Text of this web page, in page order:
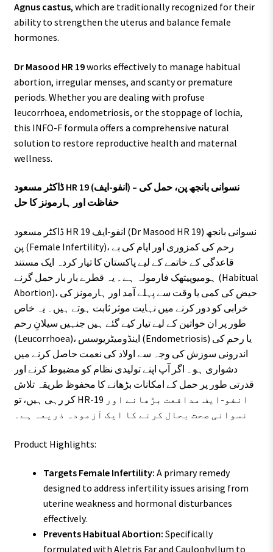
Agnus castus, which are traditionally recognized for their
ability to strengthen the uterus and balance female
hormones.
Dr Masood HR 19works effectively to manage habitual
abortion, irregular menses, and scanty or premature
periods. Whether you are dealing with profuse
leucorrhoea, endometriosis, or the stoppage of lochia,
this INFO-F formula offers a comprehensive natural
solution to restore reproductive health and maternal
wellness.
ڈاکٹر مسعود HR 19 (انفو-ایف) – نسوانی بانجھ پن، حمل کی
حفاظت اور ہارمونز کا حل
ڈاکٹر مسعود HR 19 انفو-ایف (Dr Masood HR 19) نسوانی بانجھ
پن (Female Infertility)، رحم کی کمزوری اور ایام کی بے
قاعدگی کے خاتمے کے لیے پاکستان کا تیار کردہ ایک مستند
ہومیوپیتھک فارمولہ ہے۔ یہ قطرے بار بار حمل گرنے (Habitual
Abortion)، حیض کی کمی یا وقت سے پہلے آمد اور ہارمونز کی
خرابی کو دور کرنے میں نہایت موثر ثابت ہوتے ہیں۔ یہ خاص
طور پر ان خواتین کے لیے تیار کیے گئے ہیں جنہیں سیلانِ رحم
(Leucorrhoea)، اینڈومیٹریوسس (Endometriosis) یا رحم کی
اندرونی سوزش کی وجہ سے اولاد کی نعمت حاصل کرنے میں
دشواری ہو۔ اگر آپ اپنے تولیدی نظام کو مضبوط کرنے اور
قدرتی طور پر حمل کے امکانات بڑھانے کا محفوظ طریقہ تلاش
کر رہی ہیں، تو HR-19 انفو-ایف مدافعت بڑھانے اور
نسوانی صحت بحال کرنے کا ایک آزمودہ ذریعہ ہے۔
Product Highlights:
Targets Female Infertility: A primary remedy
designed to address infertility issues arising from
uterine weakness and hormonal disturbances
effectively.
Prevents Habitual Abortion: Specifically
formulated with Aletris Far and Caulophyllum to